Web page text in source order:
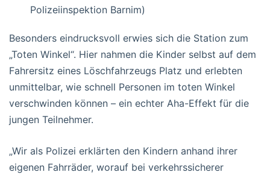
Polizeiinspektion Barnim)
Besonders eindrucksvoll erwies sich die Station zum
„Toten Winkel“. Hier nahmen die Kinder selbst auf dem
Fahrersitz eines Löschfahrzeugs Platz und erlebten
unmittelbar, wie schnell Personen im toten Winkel
verschwinden können – ein echter Aha-Effekt für die
jungen Teilnehmer.
„Wir als Polizei erklärten den Kindern anhand ihrer
eigenen Fahrräder, worauf bei verkehrssicherer